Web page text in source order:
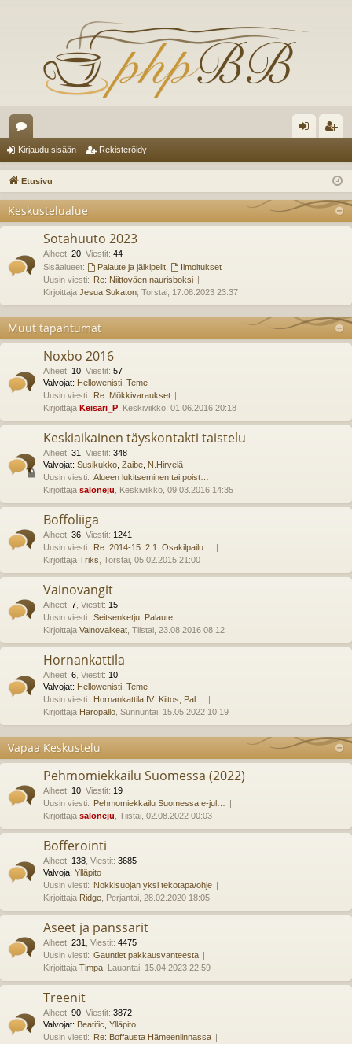
es
ku
el
t
au
si
ist
öi
Kirjaudu sisään Rekisteröidy
Etusivu
Keskustelualue
Sotahuuto 2023
Aiheet: 20 Viestit: 44
Sisäalueet:
Palaute ja jälkipelit,
Ilmoitukset
Uusin viesti: Re: Niittoväen naurisboksi
Kirjoittaja Jesua Sukaton , Torstai, 17.08.2023 23:37
Muut tapahtumat
Noxbo 2016
Aiheet: 10 Viestit: 57
Valvojat: Hellowenisti Teme
Uusin viesti: Re: Mökkivaraukset
Kirjoittaja Keisari_P , Keskiviikko, 01.06.2016 20:18
Keskiaikainen täyskontakti taistelu
Aiheet: 31 Viestit: 348
Valvojat: Susikukko Zaibe N.Hirvelä
Uusin viesti: Alueen lukitseminen tai poist…
Kirjoittaja saloneju , Keskiviikko, 09.03.2016 14:35
Boffoliiga
Aiheet: 36 Viestit: 1241
Uusin viesti: Re: 2014-15: 2.1. Osakilpailu…
Kirjoittaja Triks , Torstai, 05.02.2015 21:00
Vainovangit
Aiheet: 7 Viestit: 15
Uusin viesti: Seitsenketju: Palaute
Kirjoittaja Vainovalkeat , Tiistai, 23.08.2016 08:12
Hornankattila
Aiheet: 6 Viestit: 10
Valvojat: Hellowenisti Teme
Uusin viesti: Hornankattila IV: Kiitos, Pal…
Kirjoittaja Häröpallo , Sunnuntai, 15.05.2022 10:19
Vapaa Keskustelu
Pehmomiekkailu Suomessa (2022)
Aiheet: 10 Viestit: 19
Uusin viesti: Pehmomiekkailu Suomessa e-jul…
Kirjoittaja saloneju , Tiistai, 02.08.2022 00:03
Bofferointi
Aiheet: 138 Viestit: 3685
Valvoja: Ylläpito
Uusin viesti: Nokkisuojan yksi tekotapa/ohje
Kirjoittaja Ridge , Perjantai, 28.02.2020 18:05
Aseet ja panssarit
Aiheet: 231 Viestit: 4475
Uusin viesti: Gauntlet pakkausvanteesta
Kirjoittaja Timpa , Lauantai, 15.04.2023 22:59
Treenit
Aiheet: 90 Viestit: 3872
Valvojat: Beatific Ylläpito
Uusin viesti: Re: Boffausta Hämeenlinnassa